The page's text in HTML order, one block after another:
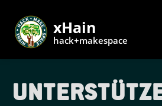
xHain
hack+makespace